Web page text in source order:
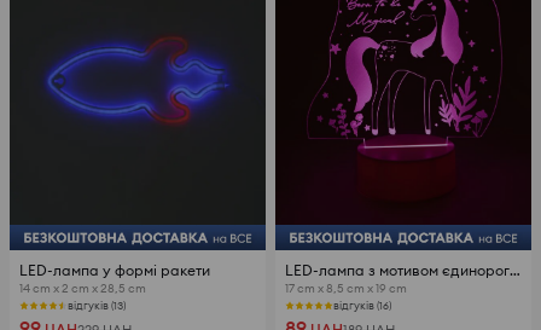
LED-лампа у формі ракети
14 cm x 2 cm x 28,5 cm
відгуків (13)
LED-лампа з мотивом єдинорога та написом
17 cm x 8,5 cm x 19 cm
відгуків (16)